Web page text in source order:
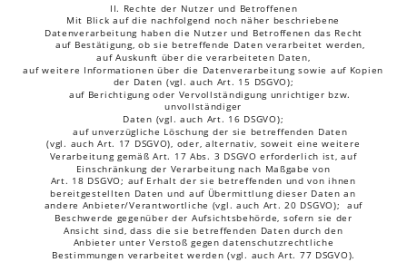
II. Rechte der Nutzer und Betroffenen
Mit Blick auf die nachfolgend noch näher beschriebene
Datenverarbeitung haben die Nutzer und Betroffenen das Recht
    auf Bestätigung, ob sie betreffende Daten verarbeitet werden,
auf Auskunft über die verarbeiteten Daten,
auf weitere Informationen über die Datenverarbeitung sowie auf Kopien
der Daten (vgl. auch Art. 15 DSGVO);
    auf Berichtigung oder Vervollständigung unrichtiger bzw.
unvollständiger
Daten (vgl. auch Art. 16 DSGVO);
    auf unverzügliche Löschung der sie betreffenden Daten
(vgl. auch Art. 17 DSGVO), oder, alternativ, soweit eine weitere
Verarbeitung gemäß Art. 17 Abs. 3 DSGVO erforderlich ist, auf
Einschränkung der Verarbeitung nach Maßgabe von
Art. 18 DSGVO; auf Erhalt der sie betreffenden und von ihnen
bereitgestellten Daten und auf Übermittlung dieser Daten an
andere Anbieter/Verantwortliche (vgl. auch Art. 20 DSGVO);  auf
Beschwerde gegenüber der Aufsichtsbehörde, sofern sie der
Ansicht sind, dass die sie betreffenden Daten durch den
Anbieter unter Verstoß gegen datenschutzrechtliche
Bestimmungen verarbeitet werden (vgl. auch Art. 77 DSGVO).